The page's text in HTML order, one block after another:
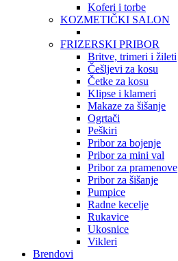
Koferi i torbe
KOZMETIČKI SALON
FRIZERSKI PRIBOR
Britve, trimeri i žileti
Češljevi za kosu
Četke za kosu
Klipse i klameri
Makaze za šišanje
Ogrtači
Peškiri
Pribor za bojenje
Pribor za mini val
Pribor za pramenove
Pribor za šišanje
Pumpice
Radne kecelje
Rukavice
Ukosnice
Vikleri
Brendovi